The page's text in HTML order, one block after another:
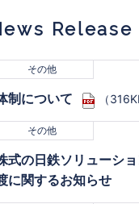
Release
その他
制について （
その他
式の日鉄ソリューシ
に関するお知らせ